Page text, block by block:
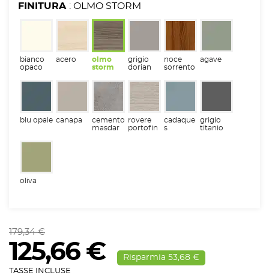
FINITURA : OLMO STORM
bianco
opaco
acero
olmo
storm
grigio
dorian
noce
sorrento
agave
blu opale canapa
cemento
masdar
rovere
portofin
cadaque
s
grigio
titanio
oliva
179,34 €
125,66 € Risparmia 53,68 €
TASSE INCLUSE